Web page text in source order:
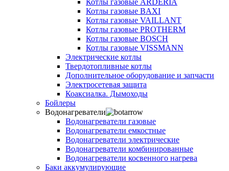
Котлы газовые BAXI
Котлы газовые VAILLANT
Котлы газовые PROTHERM
Котлы газовые BOSCH
Котлы газовые VISSMANN
Электрические котлы
Твердотопливные котлы
Дополнительное оборудование и запчасти
Электросетевая защита
Коаксиалка. Дымоходы
Бойлеры
Водонагреватели
Водонагреватели газовые
Водонагреватели емкостные
Водонагреватели электрические
Водонагреватели комбинированные
Водонагреватели косвенного нагрева
Баки аккумулирующие